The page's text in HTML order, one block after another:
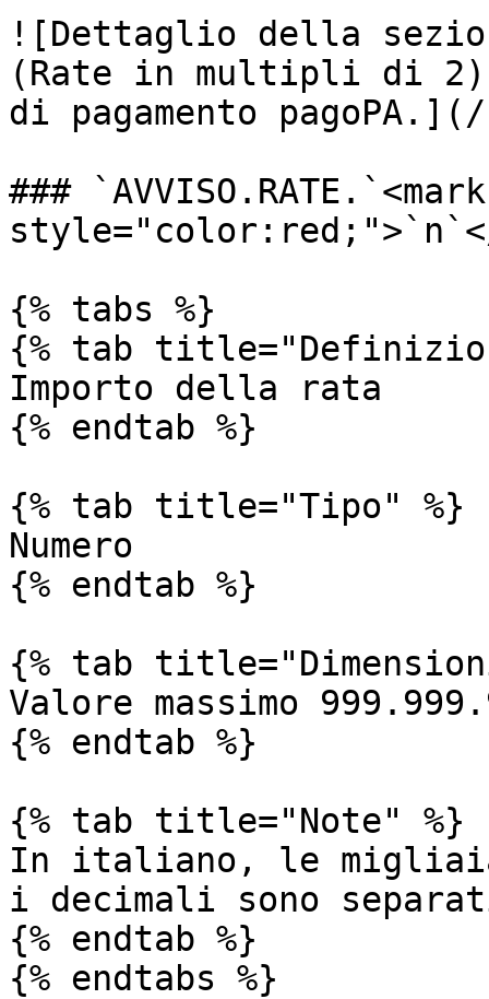
![Dettaglio della
(Rate in multipli di
di pagamento pagoPA.](/
### `AVVISO.RATE.`<mark
style="color:red;">`n`</
{% tabs %}
{% tab
Importo della rata
{% endtab %}
{% tab title="Tipo" %}
Numero
{% endtab %}
{% tab
Valore massimo
{% endtab %}
{% tab title="Note" %}
In italiano, le migliaia
i decimali sono
{% endtab %}
{% endtabs %}